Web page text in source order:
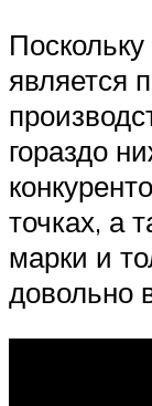
является
гораздо
точках, а
марки и
довольно